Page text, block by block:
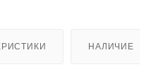
НАЛИЧИЕ